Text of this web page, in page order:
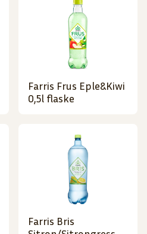
Farris Frus Eple&Kiwi
0,5l flaske
Farris Bris